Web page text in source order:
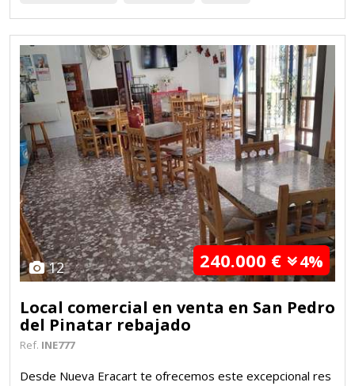
12 240.000 € 4%
Local comercial en venta en San Pedro
del Pinatar rebajado
Ref. INE777
Desde Nueva Eracart te ofrecemos este excepcional res